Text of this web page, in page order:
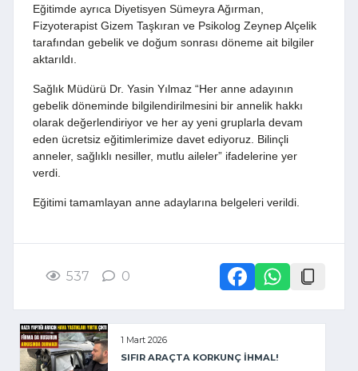
Eğitimde ayrıca Diyetisyen Sümeyra Ağırman,
Fizyoterapist Gizem Taşkıran ve Psikolog Zeynep Alçelik
tarafından gebelik ve doğum sonrası döneme ait bilgiler
aktarıldı.
Sağlık Müdürü Dr. Yasin Yılmaz “Her anne adayının
gebelik döneminde bilgilendirilmesini bir annelik hakkı
olarak değerlendiriyor ve her ay yeni gruplarla devam
eden ücretsiz eğitimlerimize davet ediyoruz. Bilinçli
anneler, sağlıklı nesiller, mutlu aileler” ifadelerine yer
verdi.
Eğitimi tamamlayan anne adaylarına belgeleri verildi.
537 0
1 Mart 2026
SIFIR ARAÇTA KORKUNÇ İHMAL!